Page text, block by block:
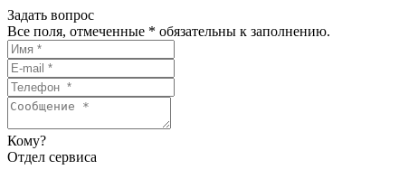
Задать вопрос
Все поля, отмеченные * обязательны к заполнению.
Кому?
Отдел сервиса